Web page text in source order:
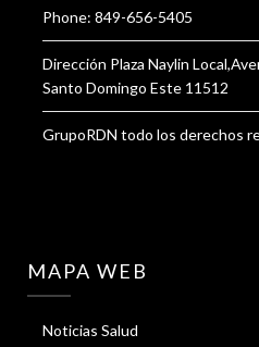
Phone: 849-656-5405
Dirección Plaza Naylin
Santo Domingo Este 11512
GrupoRDN todo los derechos
MAPA WEB
Noticias Salud